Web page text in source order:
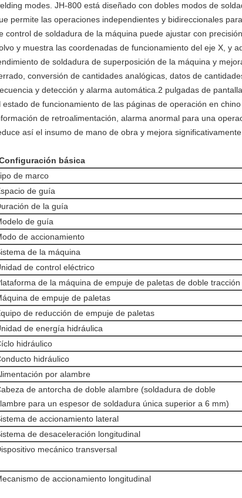
modes. JH-800 está diseñado con dobles modos de
permite las operaciones independientes y bidireccionales
control de soldadura de la máquina puede ajustar con
y muestra las coordenadas de funcionamiento del eje X, y
de soldadura de superposición de la máquina y
conversión de cantidades analógicas, datos de
y detección y alarma automática.2 pulgadas de
estado de funcionamiento de las páginas de operación en
de retroalimentación, alarma anormal para una
así el insumo de mano de obra y mejora
básica
de marco
de guía
de la guía
de guía
de accionamiento
de la máquina
de control eléctrico
de la máquina de empuje de paletas de doble tracción
de empuje de paletas
de reducción de empuje de paletas
de energía hidráulica
hidráulico
hidráulico
por alambre
de antorcha de doble alambre (soldadura de doble
para un espesor de soldadura única superior a 6 mm)
de accionamiento lateral
de desaceleración longitudinal
mecánico transversal
de accionamiento longitudinal